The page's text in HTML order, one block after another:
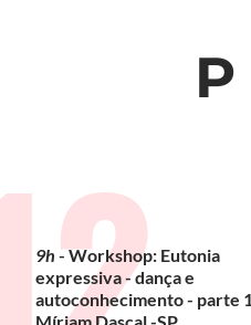
9h - Workshop: Eutonia
expressiva - dança e
autoconhecimento - parte